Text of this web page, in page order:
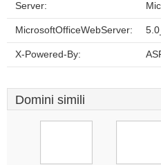
Server:
MicrosoftOfficeWebServer:
X-Powered-By:
Domini simili